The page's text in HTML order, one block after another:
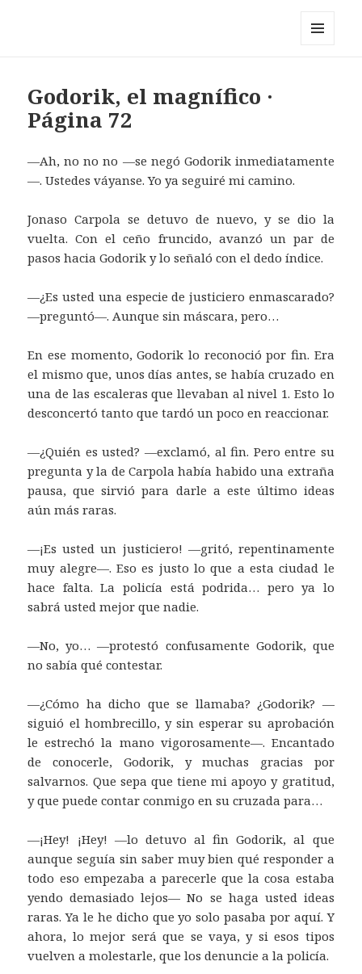
Godorik, el magnífico ·
Página 72
—Ah, no no no —se negó Godorik inmediatamente
—. Ustedes váyanse. Yo ya seguiré mi camino.
Jonaso Carpola se detuvo de nuevo, y se dio la
vuelta. Con el ceño fruncido, avanzó un par de
pasos hacia Godorik y lo señaló con el dedo índice.
—¿Es usted una especie de justiciero enmascarado?
—preguntó—. Aunque sin máscara, pero…
En ese momento, Godorik lo reconoció por fin. Era
el mismo que, unos días antes, se había cruzado en
una de las escaleras que llevaban al nivel 1. Esto lo
desconcertó tanto que tardó un poco en reaccionar.
—¿Quién es usted? —exclamó, al fin. Pero entre su
pregunta y la de Carpola había habido una extraña
pausa, que sirvió para darle a este último ideas
aún más raras.
—¡Es usted un justiciero! —gritó, repentinamente
muy alegre—. Eso es justo lo que a esta ciudad le
hace falta. La policía está podrida… pero ya lo
sabrá usted mejor que nadie.
—No, yo… —protestó confusamente Godorik, que
no sabía qué contestar.
—¿Cómo ha dicho que se llamaba? ¿Godorik? —
siguió el hombrecillo, y sin esperar su aprobación
le estrechó la mano vigorosamente—. Encantado
de conocerle, Godorik, y muchas gracias por
salvarnos. Que sepa que tiene mi apoyo y gratitud,
y que puede contar conmigo en su cruzada para…
—¡Hey! ¡Hey! —lo detuvo al fin Godorik, al que
aunque seguía sin saber muy bien qué responder a
todo eso empezaba a parecerle que la cosa estaba
yendo demasiado lejos— No se haga usted ideas
raras. Ya le he dicho que yo solo pasaba por aquí. Y
ahora, lo mejor será que se vaya, y si esos tipos
vuelven a molestarle, que los denuncie a la policía.